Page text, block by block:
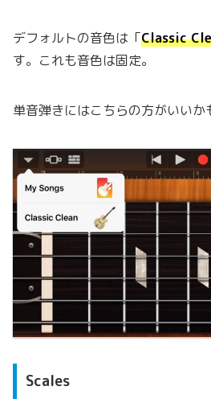
デフォルトの音色は「Classic
す。これも音色は固定。
単音弾きにはこちらの方がいいか
Scales